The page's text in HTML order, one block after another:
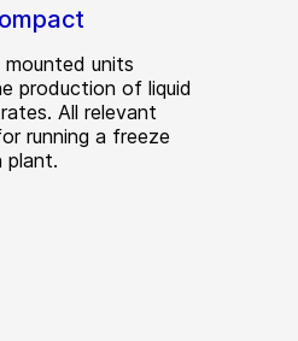
units
production of liquid
All relevant
running a freeze
plant.